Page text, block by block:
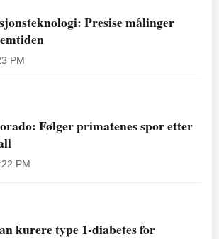
Presise målinger
PM
Følger primatenes spor etter
PM
kurere type 1-diabetes for